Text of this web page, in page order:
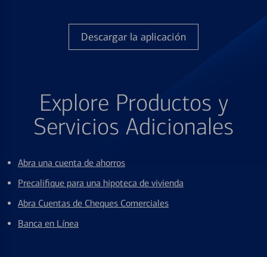
Descargar la aplicación
Explore Productos y
Servicios Adicionales
Abra una cuenta de ahorros
Precalifique para una hipoteca de vivienda
Abra Cuentas de Cheques Comerciales
Banca en Línea